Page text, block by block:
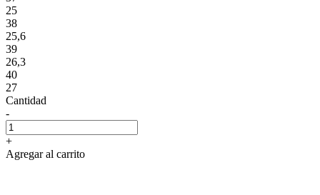
25
38
25,6
39
26,3
40
27
Cantidad
-
+
Agregar al carrito